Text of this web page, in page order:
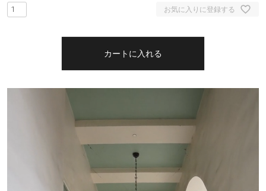
お気に入りに登録する
カートに入れる